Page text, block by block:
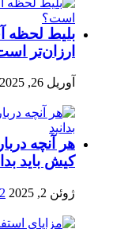
بلیط لحظه
ارزان‌تر
آوریل 26, 2025
کیش باید
ژوئن 2, 2025 2